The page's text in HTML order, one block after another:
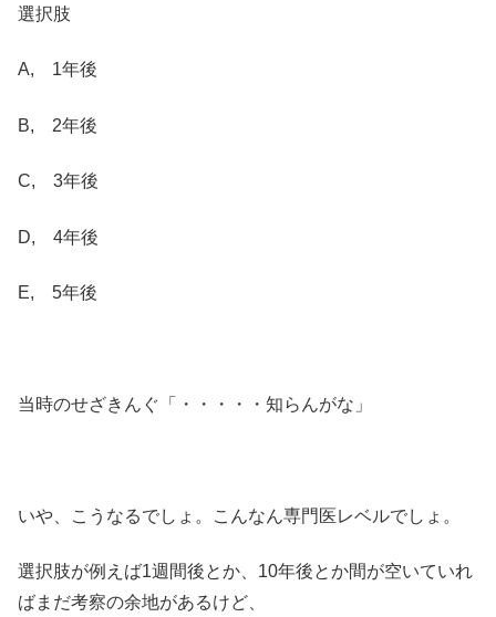
選択肢
A, 1年後
B, 2年後
C, 3年後
D, 4年後
E, 5年後
当時のせざきんぐ「・・・・・知らんがな」
いや、こうなるでしょ。こんなん専門医レベルでしょ。
選択肢が例えば1週間後とか、10年後とか間が空いていれ
ばまだ考察の余地があるけど、